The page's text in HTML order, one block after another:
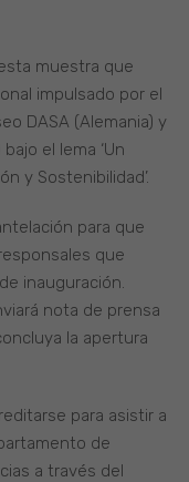
muestra que
impulsado por el
DASA (Alemania) y
el lema ‘Un
y Sostenibilidad’.
para que
que
inauguración.
nota de prensa
la apertura
para asistir a
de
a través del